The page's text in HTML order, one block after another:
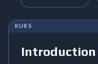
KURS
Introduction